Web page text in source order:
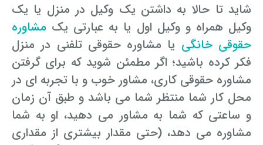
شاید تا حالا به داشتن یک وکیل در منزل یا یک
وکیل همراه و وکیل اول یا به عبارتی یک مشاوره
حقوقی خانگی یا مشاوره حقوقی تلفنی در منزل
فکر کرده باشید؛ اگر مطمئن شوید که برای گرفتن
مشاوره حقوقی کاری، مشاور خوب و با تجربه ای در
محل کار شما منتظر شما می باشد و طبق آن زمان
و ساعتی که شما به مشاور می دهید، او به شما
مشاوره می دهد، (حتی مقدار بیشتری از مقداری